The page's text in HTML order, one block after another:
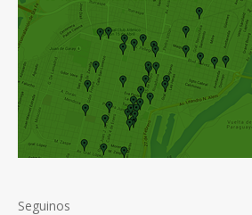
Seguinos